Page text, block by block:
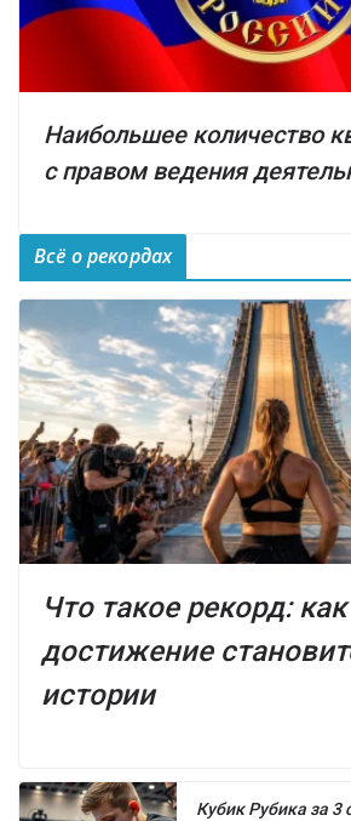
Наибольшее количество
с правом ведения
Всё о рекордах
Что такое рекорд: как
достижение
истории
Кубик Рубика за 3